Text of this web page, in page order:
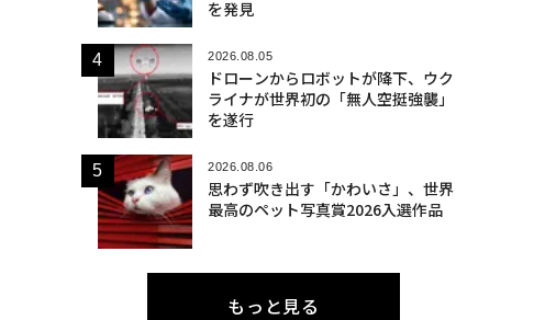
を発見
2026.08.05
ドローンからロボットが降下、ウク
ライナが世界初の「無人空挺強襲」
を遂行
2026.08.06
思わず吹き出す「かわいさ」、世界
最高のペット写真賞2026入選作品
もっと見る